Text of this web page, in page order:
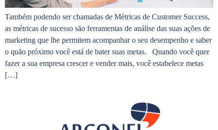
Também podendo ser chamadas de Métricas de Customer Success,
as métricas de sucesso são ferramentas de análise das suas ações de
marketing que lhe permitem acompanhar o seu desempenho e saber
o quão próximo você está de bater suas metas. Quando você quer
fazer a sua empresa crescer e vender mais, você estabelece metas
[…]